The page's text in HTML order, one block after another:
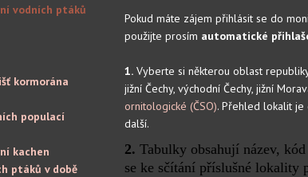
vodních ptáků
kormorána
populací
kachen
ptáků v době
Pokud máte zájem přihlásit se do
použijte prosím automatické
1.Vyberte si některou oblast
jižní Čechy, východní Čechy, jižní
ornitologické (ČSO). Přehled lokalit je
další.
2. Tabulky obsahují název,
se ke sčítání příslušné lokality